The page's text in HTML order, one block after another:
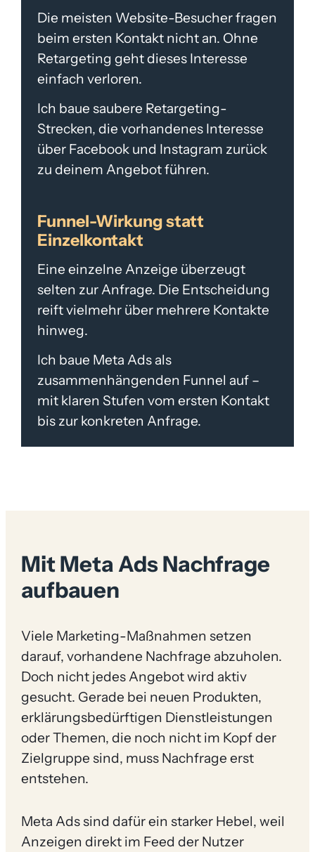
Die meisten Website-Besucher fragen
beim ersten Kontakt nicht an. Ohne
Retargeting geht dieses Interesse
einfach verloren.
Ich baue saubere Retargeting-
Strecken, die vorhandenes Interesse
über Facebook und Instagram zurück
zu deinem Angebot führen.
Funnel-Wirkung statt
Einzelkontakt
Eine einzelne Anzeige überzeugt
selten zur Anfrage. Die Entscheidung
reift vielmehr über mehrere Kontakte
hinweg.
Ich baue Meta Ads als
zusammenhängenden Funnel auf –
mit klaren Stufen vom ersten Kontakt
bis zur konkreten Anfrage.
Mit Meta Ads Nachfrage
aufbauen
Viele Marketing-Maßnahmen setzen
darauf, vorhandene Nachfrage abzuholen.
Doch nicht jedes Angebot wird aktiv
gesucht. Gerade bei neuen Produkten,
erklärungsbedürftigen Dienstleistungen
oder Themen, die noch nicht im Kopf der
Zielgruppe sind, muss Nachfrage erst
entstehen.
Meta Ads sind dafür ein starker Hebel, weil
Anzeigen direkt im Feed der Nutzer